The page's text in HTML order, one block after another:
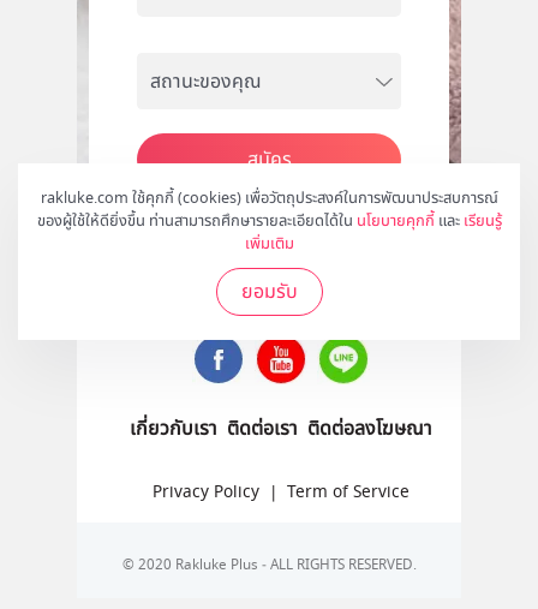
rakluke.com ใช้คุกกี้ (cookies) เพื่อวัตถุประสงค์ในการพัฒนาประสบการณ์
ของผู้ใช้ให้ดียิ่งขึ้น ท่านสามารถศึกษารายละเอียดได้ใน นโยบายคุกกี้ และ เรียนรู้
เพิ่มเติม
ยอมรับ
สมัคร
ติดตามเราได้ที่
เกี่ยวกับเรา ติดต่อเรา ติดต่อลงโฆษณา
Privacy Policy | Term of Service
© 2020 Rakluke Plus - ALL RIGHTS RESERVED.